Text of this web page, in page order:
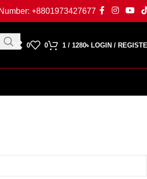
+8801973427677
0 0 1 / 1280৳ LOGIN /